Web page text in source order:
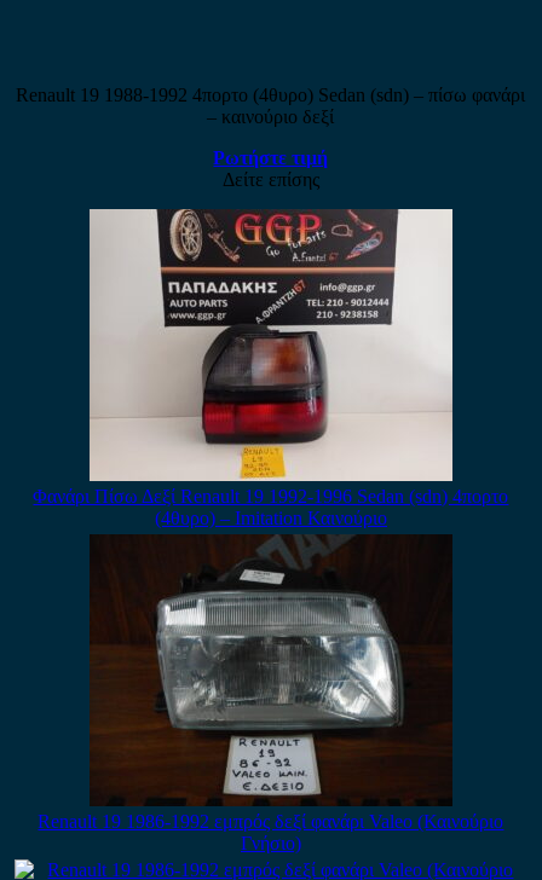
Renault 19 1988-1992 4πορτο (4θυρο) Sedan (sdn) – πίσω φανάρι
– καινούριο δεξί
Ρωτήστε τιμή
Δείτε επίσης
Φανάρι Πίσω Δεξί Renault 19 1992-1996 Sedan (sdn) 4πορτο
(4θυρο) – Imitation Καινούριο
Renault 19 1986-1992 εμπρός δεξί φανάρι Valeo (Καινούριο
Γνήσιο)